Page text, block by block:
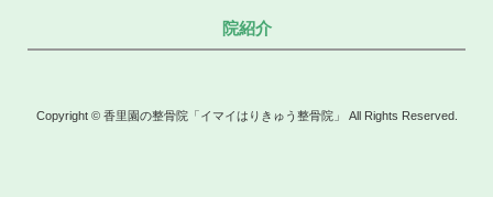
院紹介
Copyright © 香里園の整骨院「イマイはりきゅう整骨院」 All Rights Reserved.